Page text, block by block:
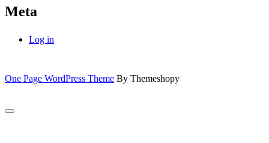
Meta
Log in
One Page WordPress Theme By Themeshopy
Scroll